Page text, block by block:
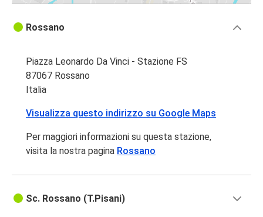
Rossano
Piazza Leonardo Da Vinci - Stazione FS
87067 Rossano
Italia
Visualizza questo indirizzo su Google Maps
Per maggiori informazioni su questa stazione,
visita la nostra pagina Rossano
Sc. Rossano (T.Pisani)